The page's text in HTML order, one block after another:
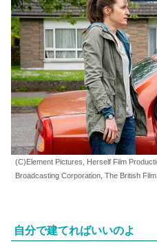
(C)Element Pictures, Herself Film
Broadcasting Corporation, The British
自分で建てればいいのよ